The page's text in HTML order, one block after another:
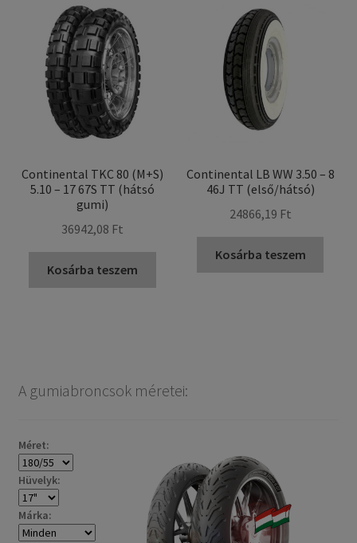
Continental TKC 80 (M+S)
5.10 – 17 67S TT (hátsó
gumi)
36942,08 Ft
Kosárba teszem
Continental LB WW 3.50 – 8
46J TT (első/hátsó)
24866,19 Ft
Kosárba teszem
A gumiabroncsok méretei:
Méret:
Hüvelyk:
Márka: